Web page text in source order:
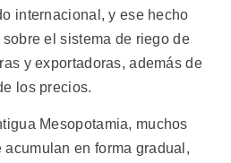
internacional, y ese hecho
el sistema de riego de
y exportadoras, además de
los precios.
Mesopotamia, muchos
en forma gradual,